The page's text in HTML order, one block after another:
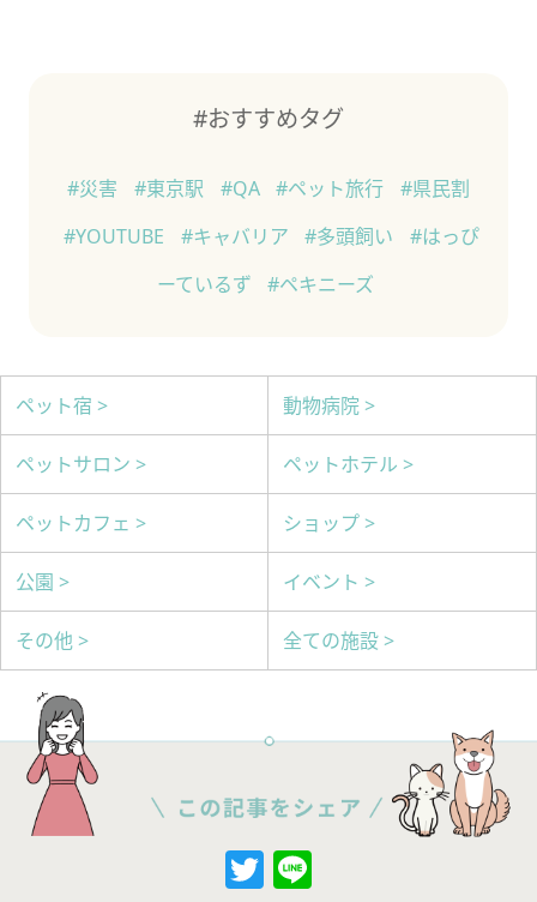
#おすすめタグ
#災害 #東京駅 #QA #ペット旅行
#県民割
#YOUTUBE
#キャバリア #多頭飼い
#はっぴ
ーているず
#ペキニーズ
ペット宿 > 動物病院 >
ペットサロン > ペットホテル >
ペットカフェ > ショップ >
公園 > イベント >
その他 > 全ての施設 >
Twitter